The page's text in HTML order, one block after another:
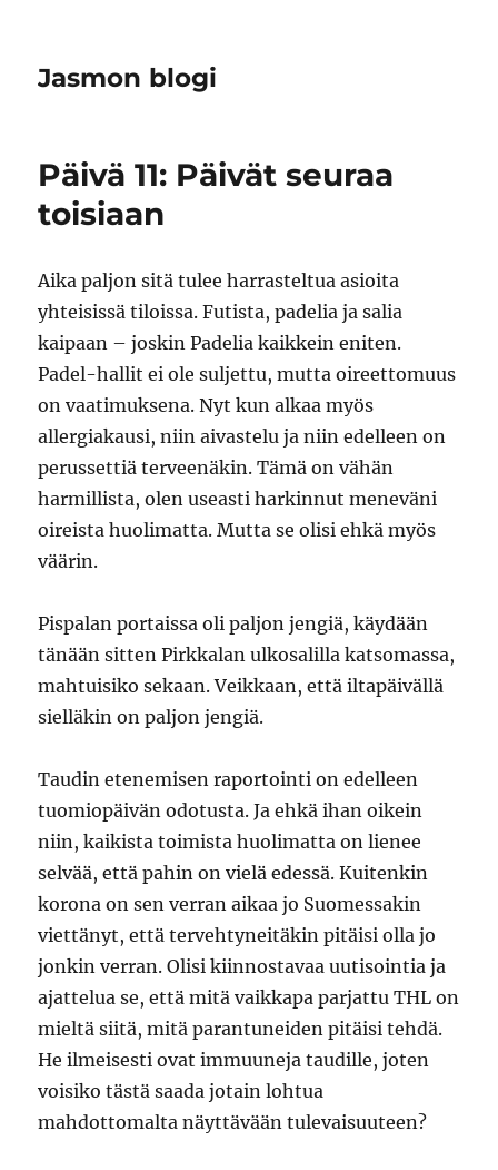
Jasmon blogi
Päivä 11: Päivät seuraa
toisiaan
Aika paljon sitä tulee harrasteltua asioita
yhteisissä tiloissa. Futista, padelia ja salia
kaipaan – joskin Padelia kaikkein eniten.
Padel-hallit ei ole suljettu, mutta oireettomuus
on vaatimuksena. Nyt kun alkaa myös
allergiakausi, niin aivastelu ja niin edelleen on
perussettiä terveenäkin. Tämä on vähän
harmillista, olen useasti harkinnut meneväni
oireista huolimatta. Mutta se olisi ehkä myös
väärin.
Pispalan portaissa oli paljon jengiä, käydään
tänään sitten Pirkkalan ulkosalilla katsomassa,
mahtuisiko sekaan. Veikkaan, että iltapäivällä
sielläkin on paljon jengiä.
Taudin etenemisen raportointi on edelleen
tuomiopäivän odotusta. Ja ehkä ihan oikein
niin, kaikista toimista huolimatta on lienee
selvää, että pahin on vielä edessä. Kuitenkin
korona on sen verran aikaa jo Suomessakin
viettänyt, että tervehtyneitäkin pitäisi olla jo
jonkin verran. Olisi kiinnostavaa uutisointia ja
ajattelua se, että mitä vaikkapa parjattu THL on
mieltä siitä, mitä parantuneiden pitäisi tehdä.
He ilmeisesti ovat immuuneja taudille, joten
voisiko tästä saada jotain lohtua
mahdottomalta näyttävään tulevaisuuteen?